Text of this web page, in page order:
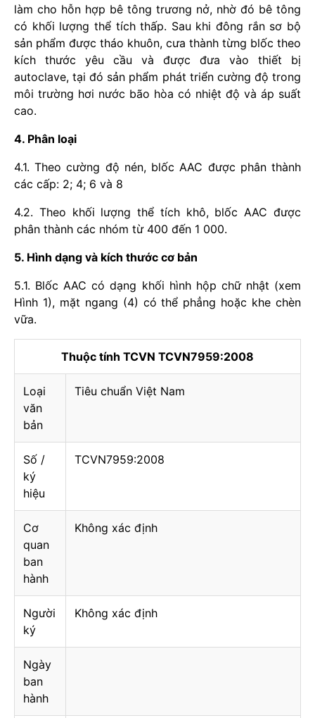
làm cho hỗn hợp bê tông trương nở, nhờ đó bê tông
có khối lượng thể tích thấp. Sau khi đông rắn sơ bộ
sản phẩm được tháo khuôn, cưa thành từng blốc theo
kích thước yêu cầu và được đưa vào thiết bị
autoclave, tại đó sản phẩm phát triển cường độ trong
môi trường hơi nước bão hòa có nhiệt độ và áp suất
cao.
4. Phân loại
4.1. Theo cường độ nén, blốc AAC được phân thành
các cấp: 2; 4; 6 và 8
4.2. Theo khối lượng thể tích khô, blốc AAC được
phân thành các nhóm từ 400 đến 1 000.
5. Hình dạng và kích thước cơ bản
5.1. Blốc AAC có dạng khối hình hộp chữ nhật (xem
Hình 1), mặt ngang (4) có thể phẳng hoặc khe chèn
vữa.
Thuộc tính TCVN TCVN7959:2008
Loại
văn
bản
Tiêu chuẩn Việt Nam
Số /
ký
hiệu
TCVN7959:2008
Cơ
quan
ban
hành
Không xác định
Người
ký
Không xác định
Ngày
ban
hành